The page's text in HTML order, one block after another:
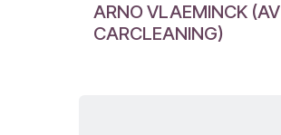
ARNO VLAEMINCK (AV
CARCLEANING)